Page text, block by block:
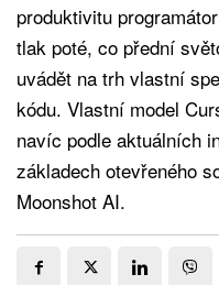
produktivitu
tlak poté, co přední
uvádět na trh vlastní
kódu. Vlastní model
navíc podle aktuálních
základech otevřeného
Moonshot AI.